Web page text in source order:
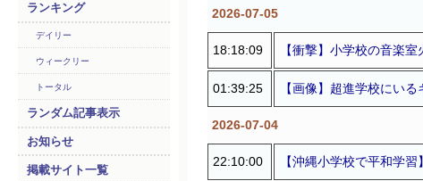
ランキング
デイリー
ウィークリー
トータル
ランダム記事表示
お知らせ
掲載サイト一覧
2026-07-05
18:18:09 【衝撃】小学校の音楽
01:39:25 【画像】超進学校にい
2026-07-04
22:10:00 【沖縄小学校で平和学